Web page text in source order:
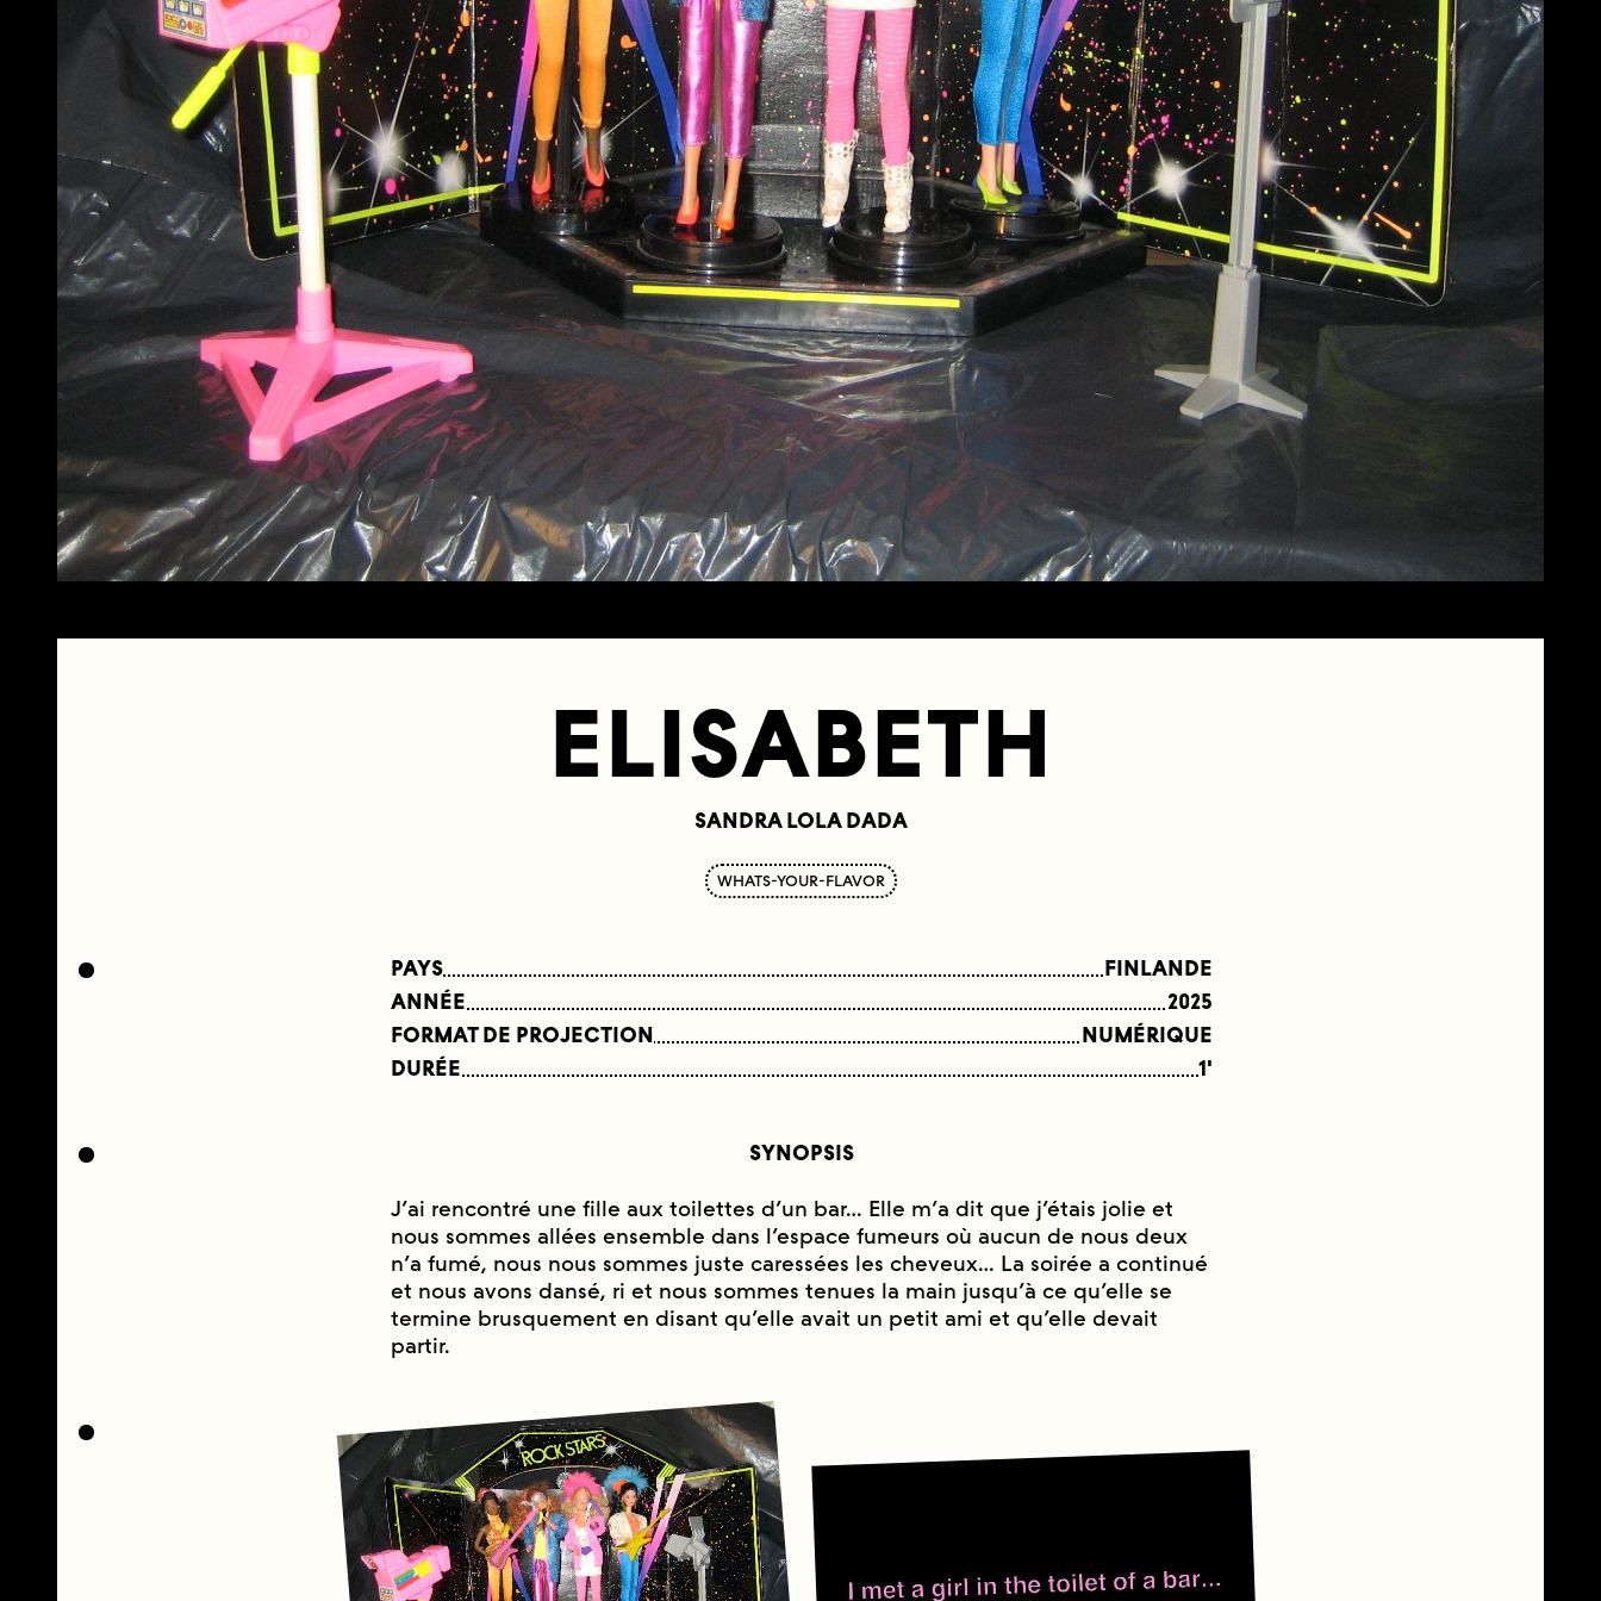
ELISABETH
SANDRA LOLA DADA
WHATS-YOUR-FLAVOR
PAYS
FINLANDE
ANNÉE
2025
FORMAT DE PROJECTION
NUMÉRIQUE
DURÉE
1'
SYNOPSIS
J’ai rencontré une fille aux toilettes d’un bar… Elle m’a dit que j’étais jolie et
nous sommes allées ensemble dans l’espace fumeurs où aucun de nous deux
n’a fumé, nous nous sommes juste caressées les cheveux… La soirée a continué
et nous avons dansé, ri et nous sommes tenues la main jusqu’à ce qu’elle se
termine brusquement en disant qu’elle avait un petit ami et qu’elle devait
partir.